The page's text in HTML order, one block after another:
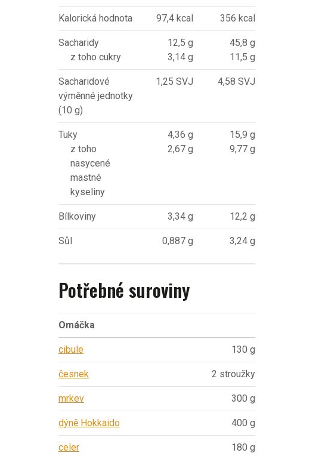
Kalorická hodnota 97,4 kcal 356 kcal
Sacharidy
z toho cukry
12,5 g
3,14 g
45,8 g
11,5 g
Sacharidové
výměnné jednotky
(10 g)
1,25 SVJ 4,58 SVJ
Tuky
z toho
nasycené
mastné
kyseliny
4,36 g
2,67 g
15,9 g
9,77 g
Bílkoviny 3,34 g 12,2 g
Sůl 0,887 g 3,24 g
Potřebné suroviny
Omáčka
cibule 130 g
česnek 2 stroužky
mrkev 300 g
dýně Hokkaido 400 g
celer 180 g